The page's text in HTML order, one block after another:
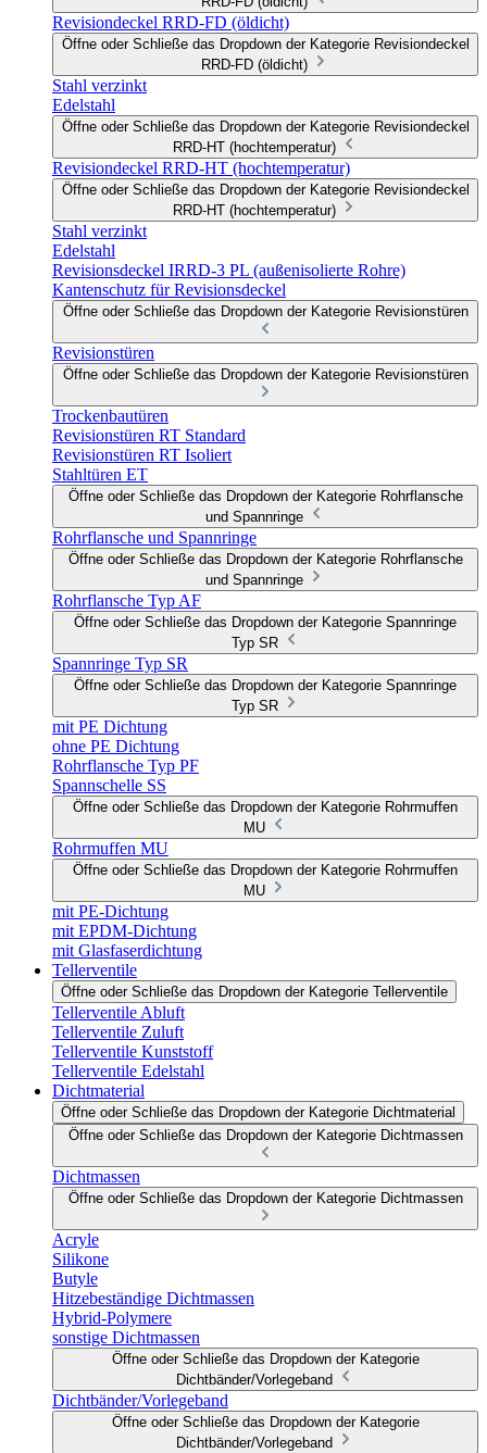
Revisiondeckel RRD-FD (öldicht)
Öffne oder Schließe das Dropdown der Kategorie Revisiondeckel
RRD-FD (öldicht)
Stahl verzinkt
Edelstahl
Öffne oder Schließe das Dropdown der Kategorie Revisiondeckel
RRD-HT (hochtemperatur)
Revisiondeckel RRD-HT (hochtemperatur)
Öffne oder Schließe das Dropdown der Kategorie Revisiondeckel
RRD-HT (hochtemperatur)
Stahl verzinkt
Edelstahl
Revisionsdeckel IRRD-3 PL (außenisolierte Rohre)
Kantenschutz für Revisionsdeckel
Öffne oder Schließe das Dropdown der Kategorie Revisionstüren
Revisionstüren
Öffne oder Schließe das Dropdown der Kategorie Revisionstüren
Trockenbautüren
Revisionstüren RT Standard
Revisionstüren RT Isoliert
Stahltüren ET
Öffne oder Schließe das Dropdown der Kategorie Rohrflansche
und Spannringe
Rohrflansche und Spannringe
Öffne oder Schließe das Dropdown der Kategorie Rohrflansche
und Spannringe
Rohrflansche Typ AF
Öffne oder Schließe das Dropdown der Kategorie Spannringe
Typ SR
Spannringe Typ SR
Öffne oder Schließe das Dropdown der Kategorie Spannringe
Typ SR
mit PE Dichtung
ohne PE Dichtung
Rohrflansche Typ PF
Spannschelle SS
Öffne oder Schließe das Dropdown der Kategorie Rohrmuffen
MU
Rohrmuffen MU
Öffne oder Schließe das Dropdown der Kategorie Rohrmuffen
MU
mit PE-Dichtung
mit EPDM-Dichtung
mit Glasfaserdichtung
Tellerventile
Öffne oder Schließe das Dropdown der Kategorie Tellerventile
Tellerventile Abluft
Tellerventile Zuluft
Tellerventile Kunststoff
Tellerventile Edelstahl
Dichtmaterial
Öffne oder Schließe das Dropdown der Kategorie Dichtmaterial
Öffne oder Schließe das Dropdown der Kategorie Dichtmassen
Dichtmassen
Öffne oder Schließe das Dropdown der Kategorie Dichtmassen
Acryle
Silikone
Butyle
Hitzebeständige Dichtmassen
Hybrid-Polymere
sonstige Dichtmassen
Öffne oder Schließe das Dropdown der Kategorie
Dichtbänder/Vorlegeband
Dichtbänder/Vorlegeband
Öffne oder Schließe das Dropdown der Kategorie
Dichtbänder/Vorlegeband